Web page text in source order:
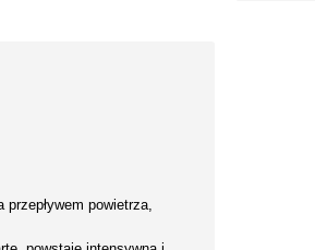
powietrza,